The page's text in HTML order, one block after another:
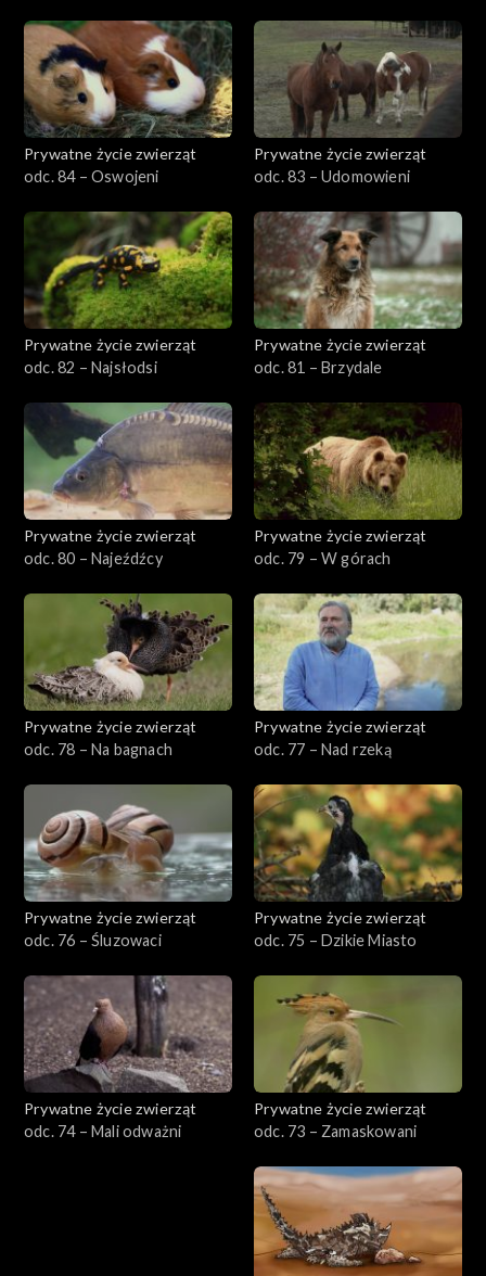
Prywatne życie zwierząt
odc. 84 – Oswojeni
Prywatne życie zwierząt
odc. 83 – Udomowieni
Prywatne życie zwierząt
odc. 82 – Najsłodsi
Prywatne życie zwierząt
odc. 81 – Brzydale
Prywatne życie zwierząt
odc. 80 – Najeźdźcy
Prywatne życie zwierząt
odc. 79 – W górach
Prywatne życie zwierząt
odc. 78 – Na bagnach
Prywatne życie zwierząt
odc. 77 – Nad rzeką
Prywatne życie zwierząt
odc. 76 – Śluzowaci
Prywatne życie zwierząt
odc. 75 – Dzikie Miasto
Prywatne życie zwierząt
odc. 74 – Mali odważni
Prywatne życie zwierząt
odc. 73 – Zamaskowani